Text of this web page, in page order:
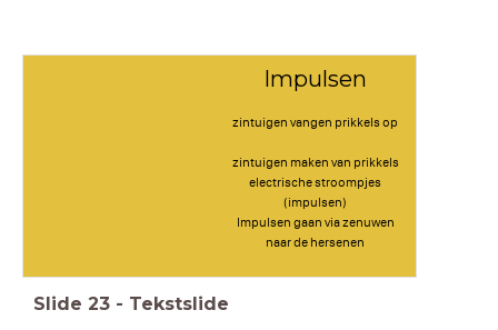
Impulsen
zintuigen vangen prikkels op
zintuigen maken van prikkels
electrische stroompjes
(impulsen)
Impulsen gaan via zenuwen
naar de hersenen
Slide 23 - Tekstslide